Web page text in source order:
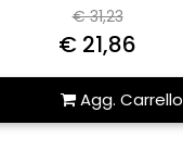
€ 31,23
€ 21,86
Quantità
Agg. Carrello